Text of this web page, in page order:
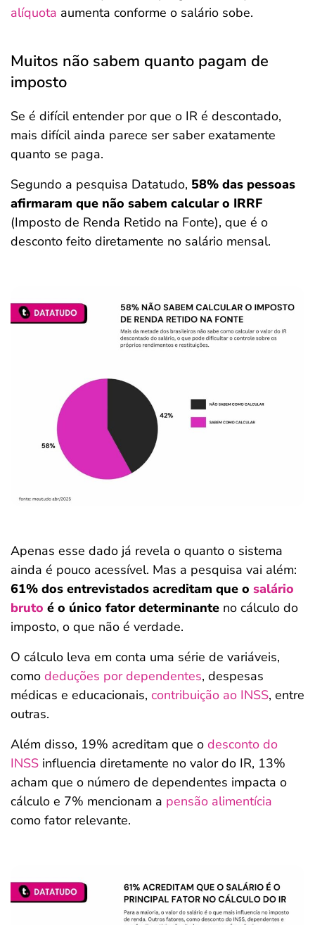
alíquota aumenta conforme o salário sobe.
Muitos não sabem quanto pagam de
imposto
Se é difícil entender por que o IR é descontado,
mais difícil ainda parece ser saber exatamente
quanto se paga.
Segundo a pesquisa Datatudo, 58% das pessoas
afirmaram que não sabem calcular o IRRF
(Imposto de Renda Retido na Fonte), que é o
desconto feito diretamente no salário mensal.
Apenas esse dado já revela o quanto o sistema
ainda é pouco acessível. Mas a pesquisa vai além:
61% dos entrevistados acreditam que o salário
bruto é o único fator determinante no cálculo do
imposto, o que não é verdade.
O cálculo leva em conta uma série de variáveis,
como deduções por dependentes, despesas
médicas e educacionais, contribuição ao INSS, entre
outras.
Além disso, 19% acreditam que o desconto do
INSS influencia diretamente no valor do IR, 13%
acham que o número de dependentes impacta o
cálculo e 7% mencionam a pensão alimentícia
como fator relevante.